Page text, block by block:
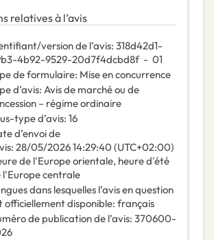
relatives à l’avis
version de l’avis: 318d42d1-
4b92-9529-20d7f4dcbd8f- 01
de formulaire: Mise en concurrence
d’avis: Avis de marché ou de
– régime ordinaire
type d’avis: 16
d’envoi de
: 28/05/202614:29:40 (UTC+02:00)
de l'Europe orientale, heure d'été
l'Europe centrale
dans lesquelles l’avis en question
officiellement disponible: français
de publication de l’avis: 370600-